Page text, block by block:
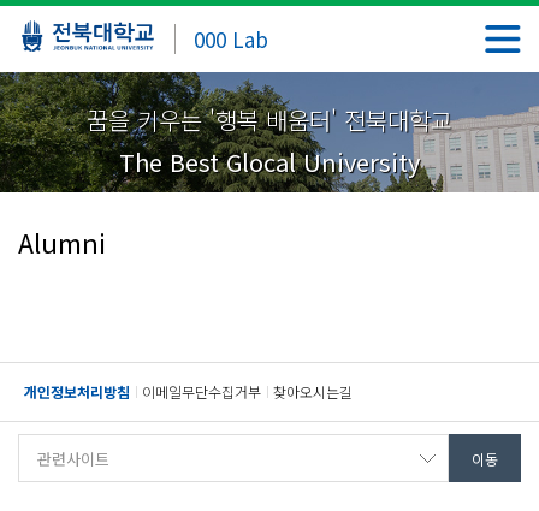
000 Lab
꿈을 키우는 '행복 배움터' 전북대학교
The Best Glocal University
Alumni
개인정보처리방침 이메일무단수집거부 찾아오시는길